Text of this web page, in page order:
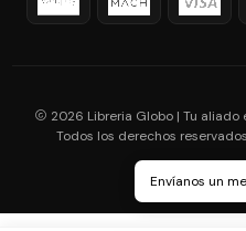
2026 Libreria Globo | Tu
Todos los derechos
Envíanos un